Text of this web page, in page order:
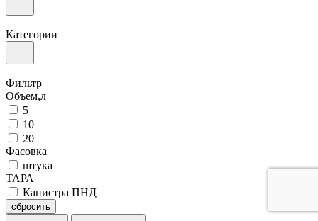
Категории
Фильтр
Объем,л
5
10
20
Фасовка
штука
ТАРА
Канистра ПНД
сбросить